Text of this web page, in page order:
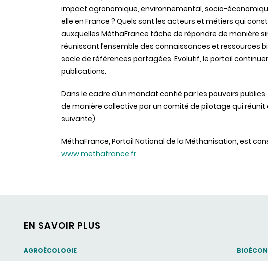
impact agronomique, environnemental, socio-
elle en France ? Quels sont les acteurs et métiers qui
auxquelles MéthaFrance tâche de répondre de manière
réunissant l’ensemble des connaissances et ressources
socle de références partagées. Evolutif, le portail
publications.
Dans le cadre d’un mandat confié par les pouvoirs
de manière collective par un comité de pilotage qui
suivante).
MéthaFrance, Portail National de la Méthanisation, est
www.methafrance.fr
EN SAVOIR PLUS
THEMATIC
AGROÉCOLOGIE